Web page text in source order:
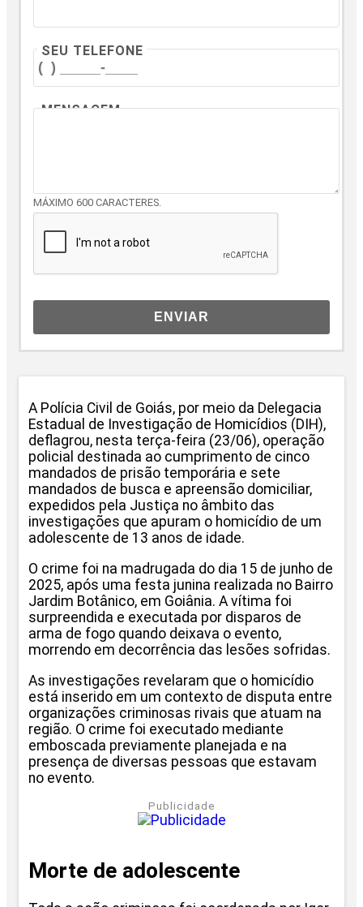
SEU TELEFONE
MENSAGEM
MÁXIMO 600 CARACTERES.
ENVIAR
A Polícia Civil de Goiás, por meio da Delegacia
Estadual de Investigação de Homicídios (DIH),
deflagrou, nesta terça-feira (23/06), operação
policial destinada ao cumprimento de cinco
mandados de prisão temporária e sete
mandados de busca e apreensão domiciliar,
expedidos pela Justiça no âmbito das
investigações que apuram o homicídio de um
adolescente de 13 anos de idade.
O crime foi na madrugada do dia 15 de junho de
2025, após uma festa junina realizada no Bairro
Jardim Botânico, em Goiânia. A vítima foi
surpreendida e executada por disparos de
arma de fogo quando deixava o evento,
morrendo em decorrência das lesões sofridas.
As investigações revelaram que o homicídio
está inserido em um contexto de disputa entre
organizações criminosas rivais que atuam na
região. O crime foi executado mediante
emboscada previamente planejada e na
presença de diversas pessoas que estavam
no evento.
Publicidade
Morte de adolescente